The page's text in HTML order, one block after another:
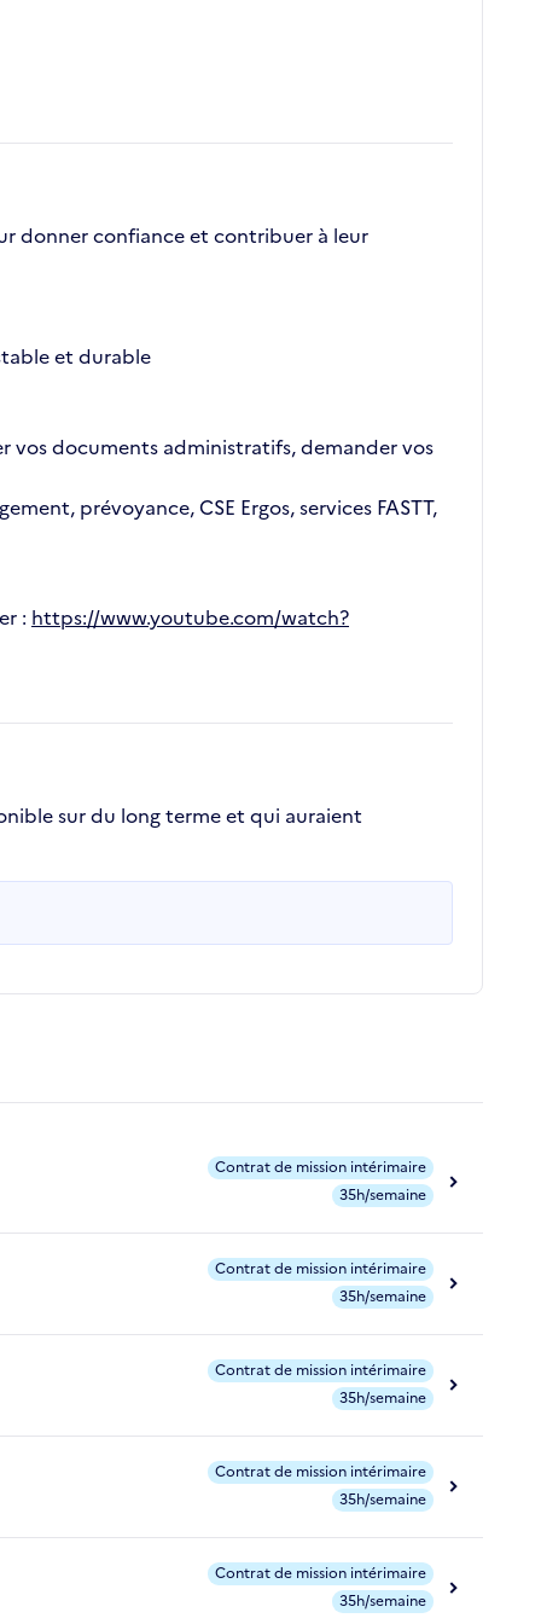
donner confiance et contribuer à leur
et durable
vos documents administratifs, demander vos
prévoyance, CSE Ergos, services FASTT,
: https://www.youtube.com/watch?
sur du long terme et qui auraient
Contrat de mission intérimaire
35h/semaine
Contrat de mission intérimaire
35h/semaine
Contrat de mission intérimaire
35h/semaine
Contrat de mission intérimaire
35h/semaine
Contrat de mission intérimaire
35h/semaine